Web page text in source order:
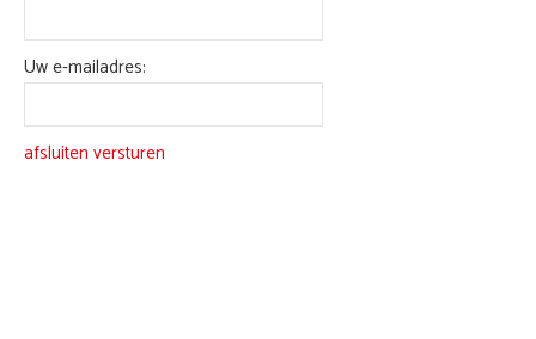
Uw e-mailadres:
afsluiten versturen